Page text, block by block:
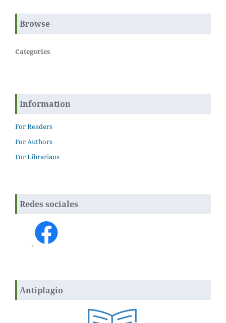
Browse
Categories
Information
For Readers
For Authors
For Librarians
Redes sociales
.
Antiplagio